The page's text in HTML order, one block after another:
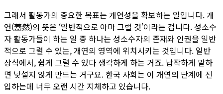
그래서 활동가의 중요한 목표는 개연성을 확보하는 일입니다. 개
연(蓋然)의 뜻은 ‘일반적으로 아마 그럴 것’이라는 겁니다. 성소수
자 활동가들이 하는 일 중 하나는 성소수자의 존재와 인권을 일반
적으로 그럴 수 있는, 개연의 영역에 위치시키는 것입니다. 일반
상식에서, 쉽게 그럴 수 있다 생각하게 하는 거죠. 납작하게 말하
면 낯설지 않게 만드는 거구요. 한국 사회는 이 개연의 단계에 진
입하는데 너무 오랜 시간 지체하고 있습니다.